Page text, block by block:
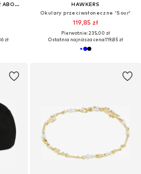
KATY PERRY EXCLUSIVE FOR ABOUT YOU
zł
HAWKERS
Okulary przeciwsłoneczne 'Sour'
119,85 zł
Pierwotnie: 235,00 zł
Ostatnia najniższa cena:119,85 zł